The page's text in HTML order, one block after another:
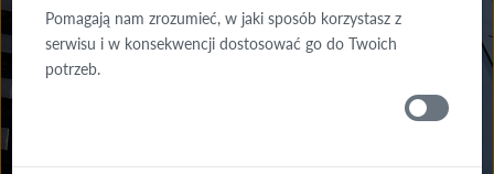
AKTUALNOŚCI
RÖBEN
Pomagają nam zrozumieć, w jaki sposób korzystasz z
serwisu i w konsekwencji dostosować go do Twoich
potrzeb.